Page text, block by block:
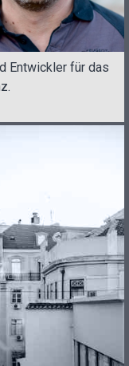
Entwickler für das